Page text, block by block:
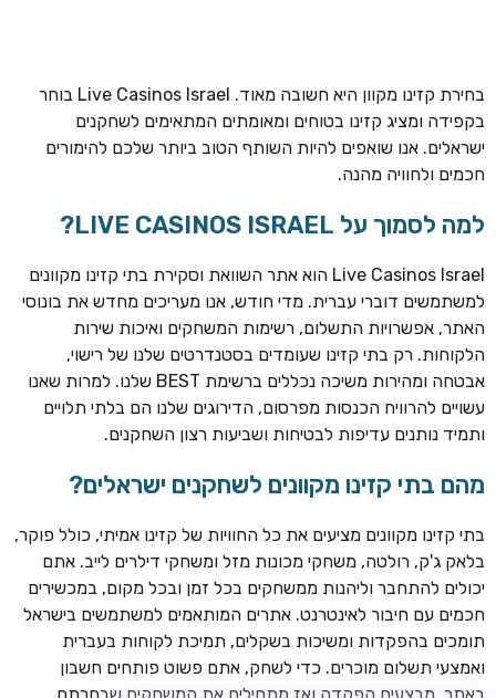
חבילת קבלת פנים: בונוס 100% עד 300€ + 100 ספיני בונוס על
ההפקדה הראשונה
CASOO
בונוס מתגלגל עד 2,000 ₪ + 200 ספינים חינם לשחקנים
חדשים
ROYSPINS
חינם על ההפקדות הראשונות
בחירת קזינו מקוון היא חשובה מאוד. Live Casinos Israel בוחר
בקפידה ומציג קזינו בטוחים ומאומתים המתאימים לשחקנים
ישראלים. אנו שואפים להיות השותף הטוב ביותר שלכם להימורים
חכמים ולחוויה מהנה.
למה לסמוך על LIVE CASINOS ISRAEL?
Live Casinos Israel הוא אתר השוואת וסקירת בתי קזינו מקוונים
למשתמשים דוברי עברית. מדי חודש, אנו מעריכים מחדש את בונוסי
האתר, אפשרויות התשלום, רשימות המשחקים ואיכות שירות
הלקוחות. רק בתי קזינו שעומדים בסטנדרטים שלנו של רישוי,
אבטחה ומהירות משיכה נכללים ברשימת BEST שלנו. למרות שאנו
עשויים להרוויח הכנסות מפרסום, הדירוגים שלנו הם בלתי תלויים
ותמיד נותנים עדיפות לבטיחות ושביעות רצון השחקנים.
מהם בתי קזינו מקוונים לשחקנים ישראלים?
בתי קזינו מקוונים מציעים את כל החוויות של קזינו אמיתי, כולל פוקר,
בלאק ג'ק, רולטה, משחקי מכונות מזל ומשחקי דילרים לייב. אתם
יכולים להתחבר וליהנות ממשחקים בכל זמן ובכל מקום, במכשירים
חכמים עם חיבור לאינטרנט. אתרים המותאמים למשתמשים בישראל
תומכים בהפקדות ומשיכות בשקלים, תמיכת לקוחות בעברית
ואמצעי תשלום מוכרים. כדי לשחק, אתם פשוט פותחים חשבון